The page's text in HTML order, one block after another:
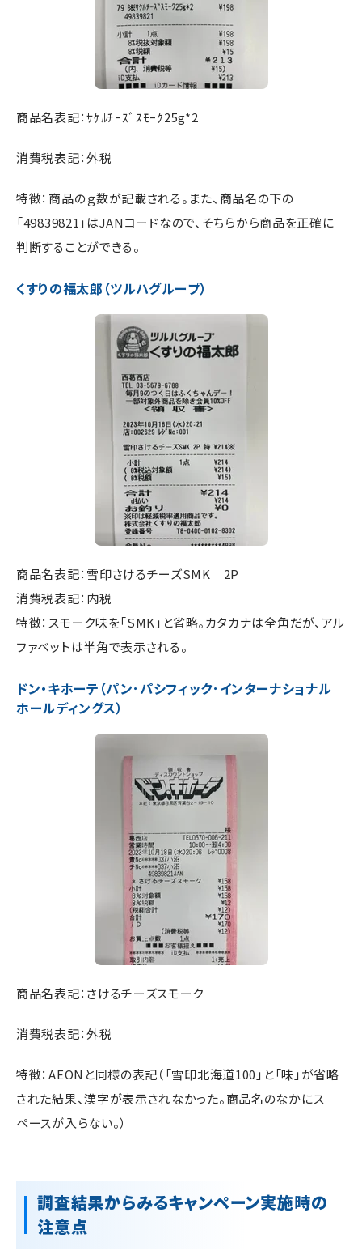
商品名表記：ｻｹﾙﾁｰｽﾞｽﾓｰｸ25g*2
消費税表記：外税
特徴：商品のｇ数が記載される。また、商品名の下の
「49839821」はJANコードなので、そちらから商品を正確に
判断することができる。
くすりの福太郎（ツルハグループ）
商品名表記：雪印さけるチーズSMK 2P
消費税表記：内税
特徴：スモーク味を「SMK」と省略。 カタカナは全角だが、アル
ファベットは半角で表示される。
ドン・キホーテ（パン･パシフィック･インターナショナル
ホールディングス）
商品名表記：さけるチーズスモーク
消費税表記：外税
特徴：AEONと同様の表記（「雪印北海道100」と「味」が省略
された結果、漢字が表示されなかった。商品名のなかにス
ペースが入らない。）
調査結果からみるキャンペーン実施時の
注意点